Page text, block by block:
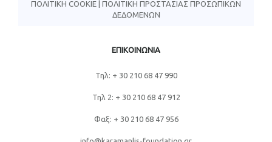
ΠΟΛΙΤΙΚΉ COOKIE | ΠΟΛΙΤΙΚΉ ΠΡΟΣΤΑΣΊΑΣ ΠΡΟΣΩΠΙΚΏΝ
ΔΕΔΟΜΈΝΩΝ
ΕΠΙΚΟΙΝΩΝΙΑ
Τηλ: + 30 210 68 47 990
Τηλ 2: + 30 210 68 47 912
Φαξ: + 30 210 68 47 956